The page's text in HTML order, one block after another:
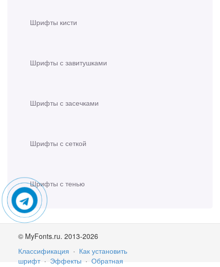
Шрифты кисти
Шрифты с завитушками
Шрифты с засечками
Шрифты с сеткой
Шрифты с тенью
© MyFonts.ru. 2013-2026
Классификация · Как установить
шрифт · Эффекты · Обратная